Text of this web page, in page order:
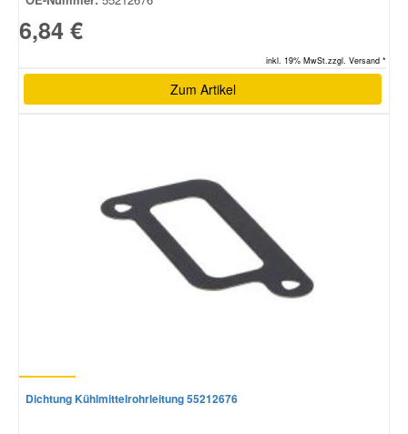
6,84 €
inkl. 19% MwSt.zzgl. Versand *
Zum Artikel
Dichtung Kühlmittelrohrleitung 55212676